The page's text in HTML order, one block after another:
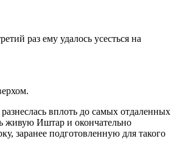
раз ему удалось усесться на
вплоть до самых отдаленных
живую Иштар и окончательно
заранее подготовленную для такого